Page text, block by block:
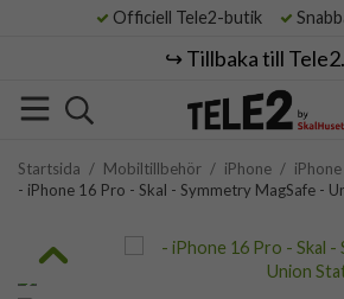
Officiell Tele2-butik
↪️ Tillbaka till
Startsida / Mobiltillbehör / iPhone /
- iPhone 16 Pro - Skal - Symmetry MagSafe -